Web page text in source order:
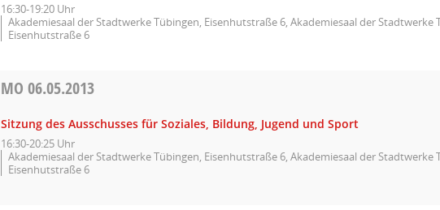
16:30-19:20 Uhr
Akademiesaal der Stadtwerke Tübingen, Eisenhutstraße 6, Akademiesaal der Stadtwerke
Eisenhutstraße 6
MO06.05.2013
Sitzung des Ausschusses für Soziales, Bildung, Jugend und Sport
16:30-20:25 Uhr
Akademiesaal der Stadtwerke Tübingen, Eisenhutstraße 6, Akademiesaal der Stadtwerke
Eisenhutstraße 6